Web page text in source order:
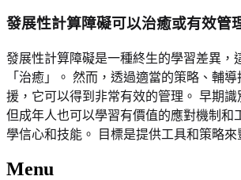
發展性計算障礙可以治癒或有效管
發展性計算障礙是一種終生的學習差異，
「治癒」。 然而，透過適當的策略、輔
援，它可以得到非常有效的管理。 早期識
但成年人也可以學習有價值的應對機制和
學信心和技能。 目標是提供工具和策略來
Menu